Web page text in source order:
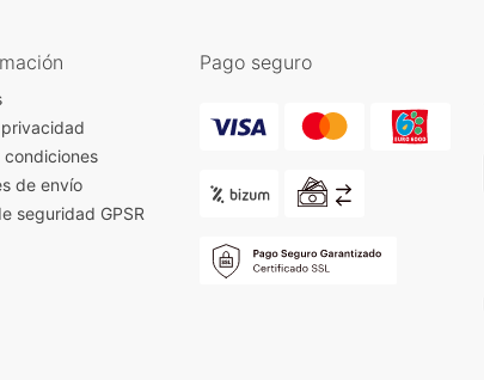
condiciones
de envío
seguridad GPSR
Pago seguro